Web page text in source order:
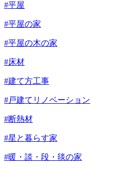
#平屋
#平屋の家
#平屋の木の家
#床材
#建て方工事
#戸建てリノベーション
#断熱材
#星と暮らす家
#暖・談・段・毯の家